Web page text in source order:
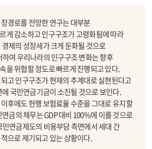
경로를 전망한 연구는 대부분
게 감소하고 인구구조가 고령화됨에 따라
제의 성장세가 크게 둔화될 것으로
여 우리나라의 인구구조 변화는 향후
을 위협할 정도로 빠르게 진행되고 있다.
고 인구구조가 현재의 추계대로 실현된다고
국민연금기금이 소진될 것으로 보인다.
후에도 현행 보험료율 수준을 그대로 유지할
금의 채무는 GDP 대비 100%에 이를 것으로
연금제도의 비용부담 측면에서 세대 간
으로 제기되고 있는 상황이다.